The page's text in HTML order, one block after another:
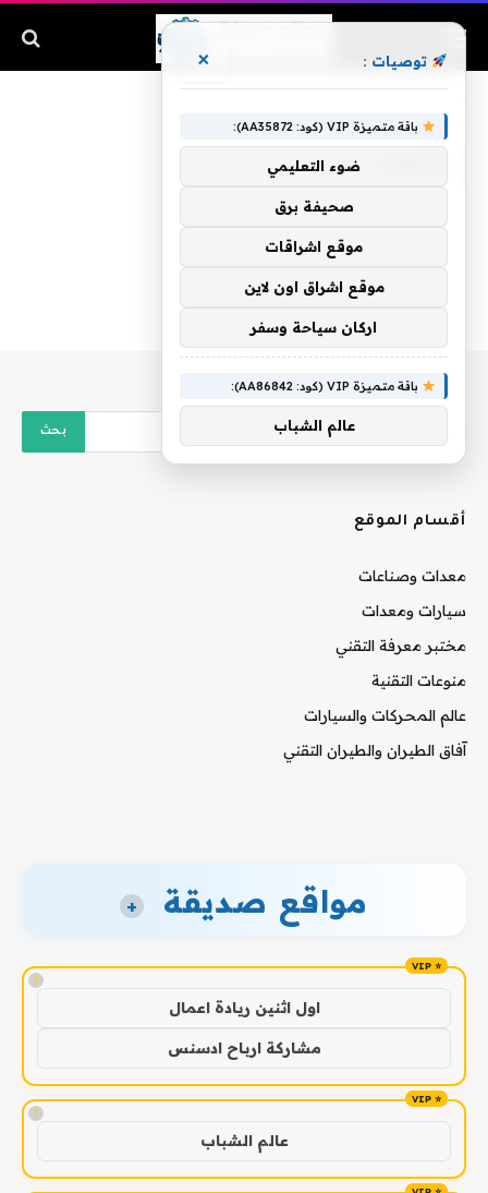
أقسام الموقع
معدات وصناعات
سيارات ومعدات
مختبر معرفة التقني
منوعات التقنية
عالم المحركات والسيارات
آفاق الطيران والطيران التقني
مواقع صديقة +
!
اول اثنين ريادة اعمال
مشاركة ارباح ادسنس
!
عالم الشباب
توصيات : ×
باقة متميزة VIP (كود: AA35872):
ضوء التعليمي
صحيفة برق
موقع اشراقات
موقع اشراق اون لاين
اركان سياحة وسفر
باقة متميزة VIP (كود: AA86842):
عالم الشباب